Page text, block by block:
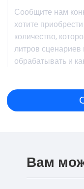
Вам